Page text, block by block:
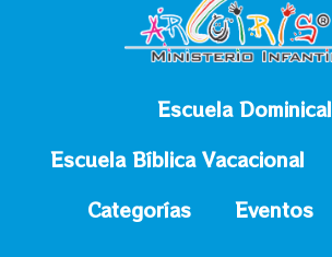
Escuela Dominical
Escuela Bíblica Vacacional
Categorías
Eventos